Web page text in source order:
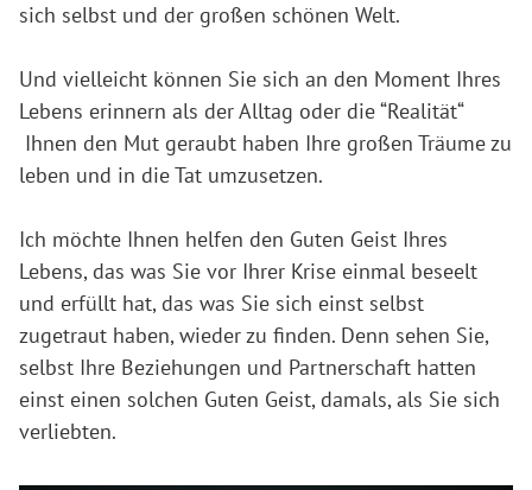
sich selbst und der großen schönen Welt.
Und vielleicht können Sie sich an den Moment Ihres
Lebens erinnern als der Alltag oder die “Realität“
Ihnen den Mut geraubt haben Ihre großen Träume zu
leben und in die Tat umzusetzen.
Ich möchte Ihnen helfen den Guten Geist Ihres
Lebens, das was Sie vor Ihrer Krise einmal beseelt
und erfüllt hat, das was Sie sich einst selbst
zugetraut haben, wieder zu finden. Denn sehen Sie,
selbst Ihre Beziehungen und Partnerschaft hatten
einst einen solchen Guten Geist, damals, als Sie sich
verliebten.